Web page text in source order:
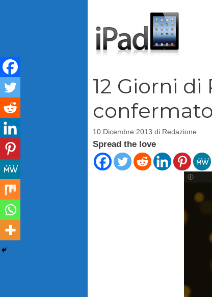
12 Giorni di
10 Dicembre 2013 di Redazione
Spread the love